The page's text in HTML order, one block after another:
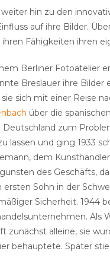
hin zu den
auf ihre Bilder.
Fähigkeiten ihren
Berliner Fotoatelier
Breslauer ihre
sie sich mit einer Reise
über die
zum
lassen und ging 1933
dem Kunsthändler
des Geschäfts,
Sohn in der
Sicherheit. 1944
Als
zunächst alleine, sie
behauptete. Später